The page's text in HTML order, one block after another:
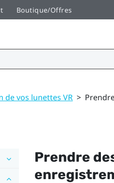
Boutique/Offres
de vos lunettes VR >
Prendre